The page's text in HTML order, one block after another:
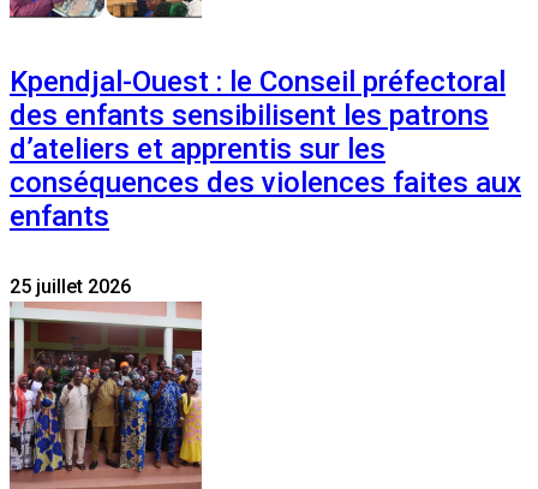
Kpendjal-Ouest : le Conseil préfectoral
des enfants sensibilisent les patrons
d’ateliers et apprentis sur les
conséquences des violences faites aux
enfants
25 juillet 2026